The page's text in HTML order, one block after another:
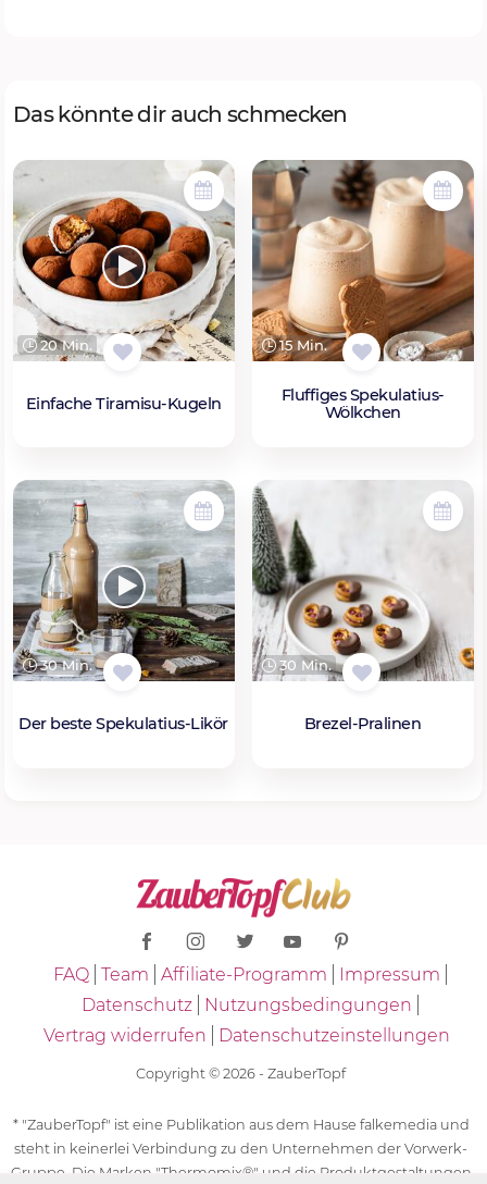
Das könnte dir auch schmecken
20 Min.
Einfache Tiramisu-Kugeln
15 Min.
Fluffiges Spekulatius-
Wölkchen
30 Min.
Der beste Spekulatius-Likör
30 Min.
Brezel-Pralinen
FAQ Team Affiliate-Programm
Impressum
Datenschutz
Nutzungsbedingungen
Vertrag widerrufen
Datenschutzeinstellungen
Copyright © 2026 - ZauberTopf
* "ZauberTopf" ist eine Publikation aus dem Hause falkemedia und
steht in keinerlei Verbindung zu den Unternehmen der Vorwerk-
Gruppe. Die Marken "Thermomix®" und die Produktgestaltungen